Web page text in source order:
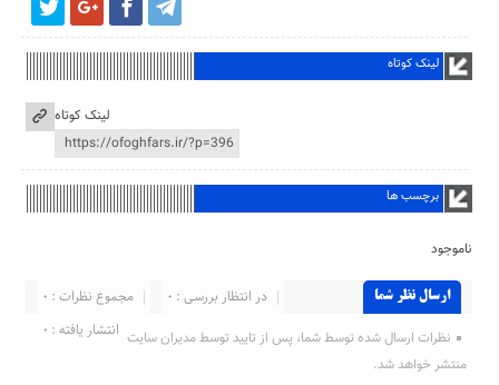
لینک کوتاه
لینک کوتاه
برچسب ها
ناموجود
ارسال نظر شما مجموع نظرات : 0
در انتظار بررسی : 0
انتشار یافته : ۰ نظرات ارسال شده توسط شما، پس از تایید توسط مدیران سایت
منتشر خواهد شد.